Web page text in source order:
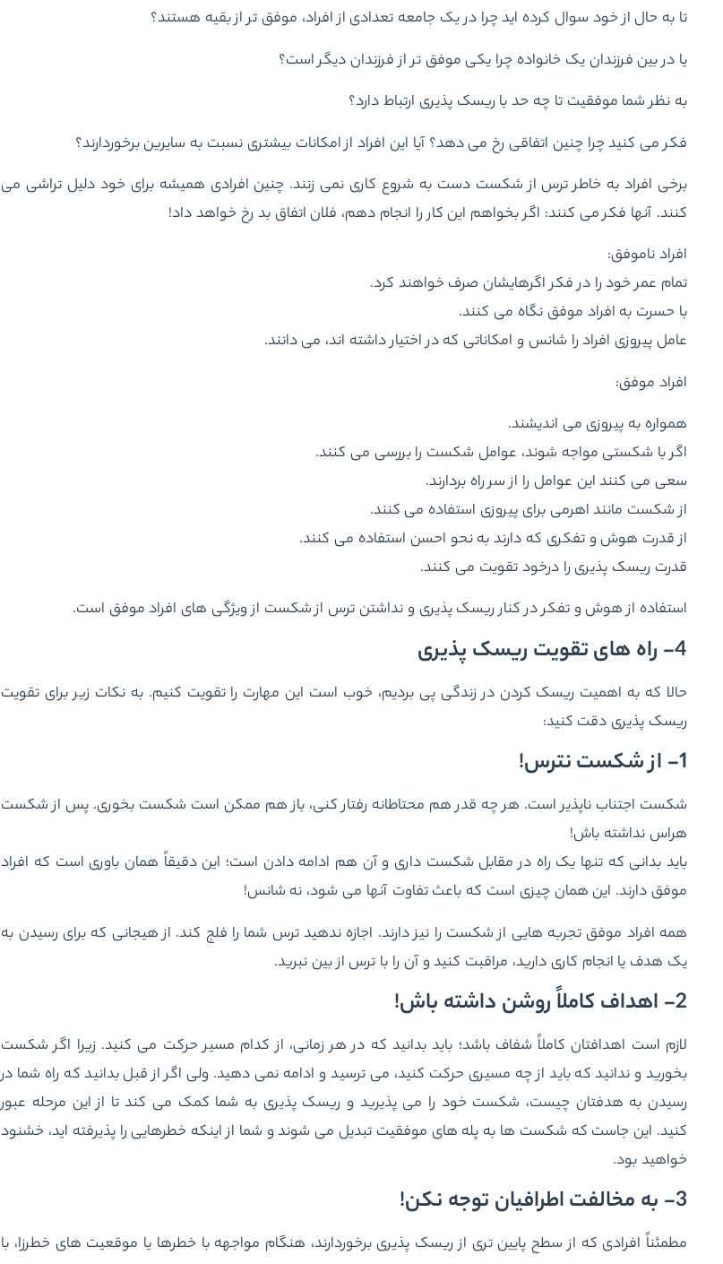
تا به حال از خود سوال کرده اید چرا در یک جامعه تعدادی از افراد، موفق تر از بقیه هستند؟
یا در بین فرزندان یک خانواده چرا یکی موفق تر از فرزندان دیگر است؟
به نظر شما موفقیت تا چه حد با ریسک پذیری ارتباط دارد؟
فکر می کنید چرا چنین اتفاقی رخ می دهد؟ آیا این افراد از امکانات بیشتری نسبت به سایرین برخوردارند؟
برخی افراد به خاطر ترس از شکست دست به شروع کاری نمی زنند. چنین افرادی همیشه برای خود دلیل تراشی می
کنند. آنها فکر می کنند: اگر بخواهم این کار را انجام دهم، فلان اتفاق بد رخ خواهد داد!
افراد ناموفق:
تمام عمر خود را در فکر اگرهایشان صرف خواهند کرد.
با حسرت به افراد موفق نگاه می کنند.
عامل پیروزی افراد را شانس و امکاناتی که در اختیار داشته اند، می دانند.
افراد موفق:
همواره به پیروزی می اندیشند.
اگر با شکستی مواجه شوند، عوامل شکست را بررسی می کنند.
سعی می کنند این عوامل را از سر راه بردارند.
از شکست مانند اهرمی برای پیروزی استفاده می کنند.
از قدرت هوش و تفکری که دارند به نحو احسن استفاده می کنند.
قدرت ریسک پذیری را درخود تقویت می کنند.
استفاده از هوش و تفکر در کنار ریسک پذیری و نداشتن ترس از شکست از ویژگی های افراد موفق است.
4- راه های تقویت ریسک پذیری
حالا که به اهمیت ریسک کردن در زندگی پی بردیم، خوب است این مهارت را تقویت کنیم. به نکات زیر برای تقویت
ریسک پذیری دقت کنید:
1- از شکست نترس!
شکست اجتناب ناپذیر است. هر چه قدر هم محتاطانه رفتار کنی، باز هم ممکن است شکست بخوری. پس از شکست
هراس نداشته باش!
باید بدانی که تنها یک راه در مقابل شکست داری و آن هم ادامه دادن است؛ این دقیقاً همان باوری است که افراد
موفق دارند. این همان چیزی است که باعث تفاوت آنها می شود، نه شانس!
همه افراد موفق تجربه هایی از شکست را نیز دارند. اجازه ندهید ترس شما را فلج کند. از هیجانی که برای رسیدن به
یک هدف یا انجام کاری دارید، مراقبت کنید و آن را با ترس از بین نبرید.
2- اهداف کاملاً روشن داشته باش!
لازم است اهدافتان کاملاً شفاف باشد؛ باید بدانید که در هر زمانی، از کدام مسیر حرکت می کنید. زیرا اگر شکست
بخورید و ندانید که باید از چه مسیری حرکت کنید، می ترسید و ادامه نمی دهید. ولی اگر از قبل بدانید که راه شما در
رسیدن به هدفتان چیست، شکست خود را می پذیرید و ریسک پذیری به شما کمک می کند تا از این مرحله عبور
کنید. این جاست که شکست ها به پله های موفقیت تبدیل می شوند و شما از اینکه خطرهایی را پذیرفته اید، خشنود
خواهید بود.
3- به مخالفت اطرافیان توجه نکن!
مطمئناً افرادی که از سطح پایین تری از ریسک پذیری برخوردارند، هنگام مواجهه با خطرها یا موقعیت های خطرزا، با